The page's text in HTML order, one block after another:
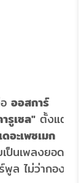
ออสการ์
รูเซล" ตั้งแต่
อะเพซเมก
ป็นเพลงยอด
พูล ไม่ว่ากอง